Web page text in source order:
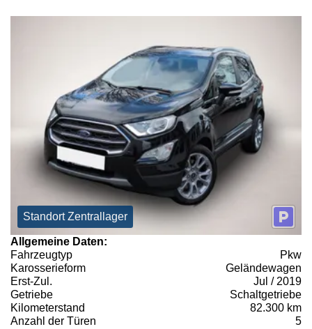
Standort Zentrallager
Allgemeine Daten:
Fahrzeugtyp
Pkw
Karosserieform
Geländewagen
Erst-Zul.
Jul / 2019
Getriebe
Schaltgetriebe
Kilometerstand
82.300 km
Anzahl der Türen
5